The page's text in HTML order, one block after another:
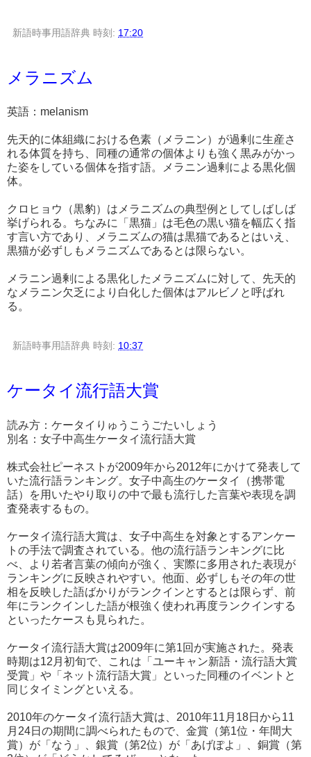
新語時事用語辞典 時刻: 17:20
メラニズム
英語：melanism
先天的に体組織における色素（メラニン）が過剰に生産さ
れる体質を持ち、同種の通常の個体よりも強く黒みがかっ
た姿をしている個体を指す語。メラニン過剰による黒化個
体。
クロヒョウ（黒豹）はメラニズムの典型例としてしばしば
挙げられる。ちなみに「黒猫」は毛色の黒い猫を幅広く指
す言い方であり、メラニズムの猫は黒猫であるとはいえ、
黒猫が必ずしもメラニズムであるとは限らない。
メラニン過剰による黒化したメラニズムに対して、先天的
なメラニン欠乏により白化した個体はアルビノと呼ばれ
る。
新語時事用語辞典 時刻: 10:37
ケータイ流行語大賞
読み方：ケータイりゅうこうごたいしょう
別名：女子中高生ケータイ流行語大賞
株式会社ピーネストが2009年から2012年にかけて発表して
いた流行語ランキング。女子中高生のケータイ（携帯電
話）を用いたやり取りの中で最も流行した言葉や表現を調
査発表するもの。
ケータイ流行語大賞は、女子中高生を対象とするアンケー
トの手法で調査されている。他の流行語ランキングに比
べ、より若者言葉の傾向が強く、実際に多用された表現が
ランキングに反映されやすい。他面、必ずしもその年の世
相を反映した語ばかりがランクインとするとは限らず、前
年にランクインした語が根強く使われ再度ランクインする
といったケースも見られた。
ケータイ流行語大賞は2009年に第1回が実施された。発表
時期は12月初旬で、これは「ユーキャン新語・流行語大賞
受賞」や「ネット流行語大賞」といった同種のイベントと
同じタイミングといえる。
2010年のケータイ流行語大賞は、2010年11月18日から11
月24日の期間に調べられたもので、金賞（第1位・年間大
賞）が「なう」、銀賞（第2位）が「あげぽよ」、銅賞（第